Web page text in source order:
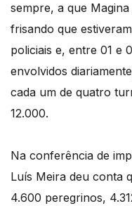
sempre, a que
frisando que
policiais e, entre 01 e
envolvidos
cada um de quatro
12.000.
Na conferência de
Luís Meira deu conta
4.600 peregrinos,